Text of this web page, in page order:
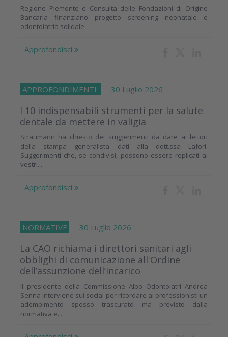
Regione Piemonte e Consulta delle Fondazioni di Origine
Bancaria finanziano progetto screening neonatale e
odontoiatria solidale
Approfondisci
APPROFONDIMENTI 30 Luglio 2026
I 10 indispensabili strumenti per la salute
dentale da mettere in valigia
Straumann ha chiesto dei suggerimenti da dare ai lettori
della stampa generalista dati alla dott.ssa Laforì.
Suggerimenti che, se condivisi, possono essere replicati ai
vostri...
Approfondisci
NORMATIVE 30 Luglio 2026
La CAO richiama i direttori sanitari agli
obblighi di comunicazione all'Ordine
dell’assunzione dell’incarico
Il presidente della Commissione Albo Odontoiatri Andrea
Senna interviene sui social per ricordare ai professionisti un
adempimento spesso trascurato ma previsto dalla
normativa e...